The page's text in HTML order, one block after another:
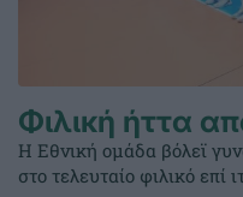
Φιλική ήττα
Η Εθνική ομάδα βόλεϊ
στο τελευταίο φιλικό επί